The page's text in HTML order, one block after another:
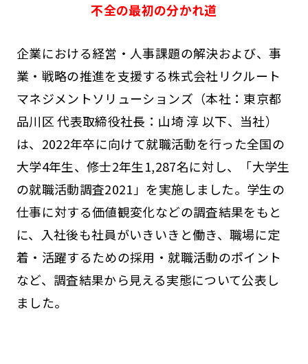
不全の最初の分かれ道
企業における経営・人事課題の解決および、事
業・戦略の推進を支援する株式会社リクルート
マネジメントソリューションズ（本社：東京都
品川区 代表取締役社長：山埼 淳 以下、当社）
は、2022年卒に向けて就職活動を行った全国の
大学4年生、修士2年生1,287名に対し、「大学生
の就職活動調査2021」を実施しました。学生の
仕事に対する価値観変化などの調査結果をもと
に、入社後も社員がいきいきと働き、職場に定
着・活躍するための採用・就職活動のポイント
など、調査結果から見える実態について公表し
ました。